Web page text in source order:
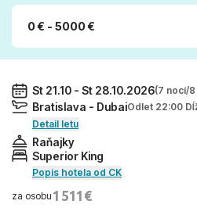
0 € - 5000 €
St 21.10 - St 28.10.2026(7 nocí/
Bratislava - DubaiOdlet 22:00
Detail letu
Raňajky
Superior King
Popis hotela od CK
za osobu 1 511 €